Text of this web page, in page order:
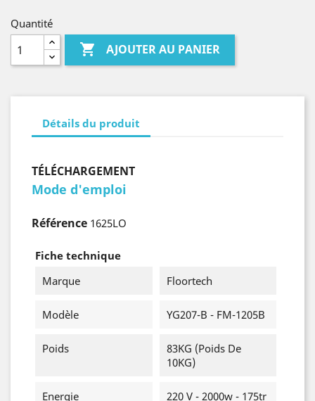
Quantité
 AJOUTER AU PANIER
Détails du produit
TÉLÉCHARGEMENT
Mode d'emploi
Référence 1625LO
Fiche technique
Marque
Floortech
Modèle YG207-B - FM-1205B
Poids
83KG (poids De
10KG)
Energie 220 V - 2000w - 175tr